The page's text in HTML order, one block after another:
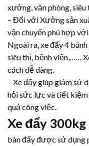
xưởng, văn phòng, siêu
– Đối với Xưởng sản
vận chuyển phù hợp
Ngoài ra, xe đẩy 4
siêu thị, bệnh viện,……
cách dễ dàng.
– Xe đẩy giúp giảm sử
hỏi sức lực và tiết kiệm
quả công việc.
Xe đẩy
bàn đẩy được sử dụng